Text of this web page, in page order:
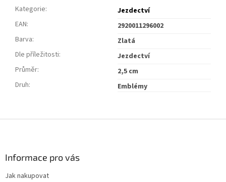
Kategorie:
Jezdectví
EAN:
2920011296002
Barva:
Zlatá
Dle příležitosti:
Jezdectví
Průměr:
2,5 cm
Druh: Emblémy
Informace pro vás
Jak nakupovat